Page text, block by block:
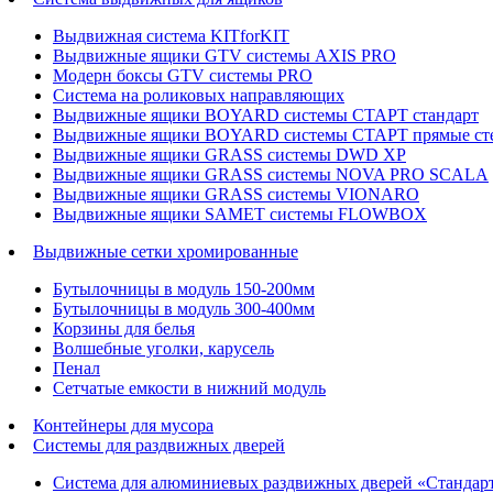
Выдвижная система KITforKIT
Выдвижные ящики GTV системы AXIS PRO
Модерн боксы GTV системы PRO
Система на роликовых направляющих
Выдвижные ящики BOYARD системы СТАРТ стандарт
Выдвижные ящики BOYARD системы СТАРТ прямые
Выдвижные ящики GRASS системы DWD XP
Выдвижные ящики GRASS системы NOVA PRO SCALA
Выдвижные ящики GRASS системы VIONARO
Выдвижные ящики SAMET системы FLOWBOX
Выдвижные сетки хромированные
Бутылочницы в модуль 150-200мм
Бутылочницы в модуль 300-400мм
Корзины для белья
Волшебные уголки, карусель
Пенал
Cетчатые емкости в нижний модуль
Контейнеры для мусора
Системы для раздвижных дверей
Система для алюминиевых раздвижных дверей